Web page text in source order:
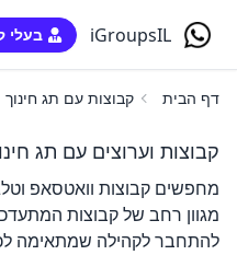
iGroupsIL בעלי
דף הבית קבוצות עם תג חינוך
קבוצות וערוצים עם תג
מחפשים קבוצות וואטסאפ
מגוון רחב של קבוצות
להתחבר לקהילה שמתאימה